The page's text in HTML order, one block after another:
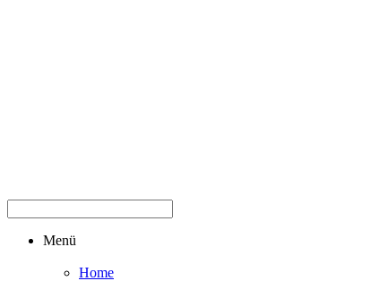
Menü
Home